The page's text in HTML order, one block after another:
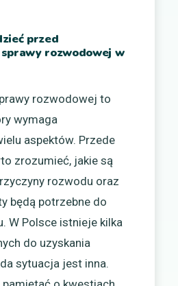
przed
rozwodowej w
rozwodowej to
wymaga
aspektów. Przede
zrozumieć, jakie są
rozwodu oraz
będą potrzebne do
W Polsce istnieje kilka
do uzyskania
sytuacja jest inna.